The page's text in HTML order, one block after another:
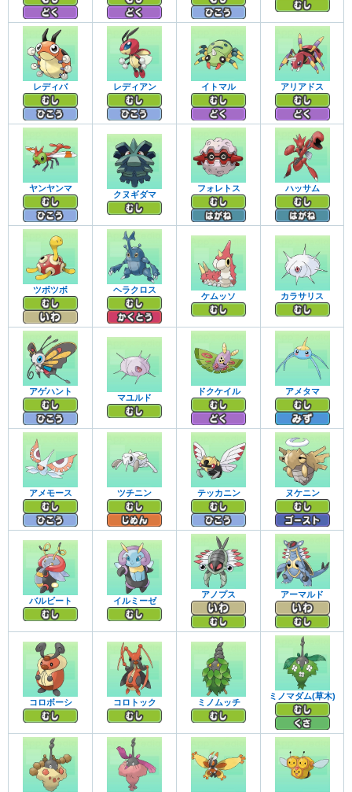
レディバ レディアン イトマル アリアドス
ヤンヤンマ
クヌギダマ
フォレトス ハッサム
ツボツボ ヘラクロス
ケムッソ カラサリス
アゲハント
マユルド
ドクケイル アメタマ
アメモース ツチニン テッカニン ヌケニン
バルビート イルミーゼ
アノプス アーマルド
コロボーシ コロトック ミノムッチ
ミノマダム(草木)